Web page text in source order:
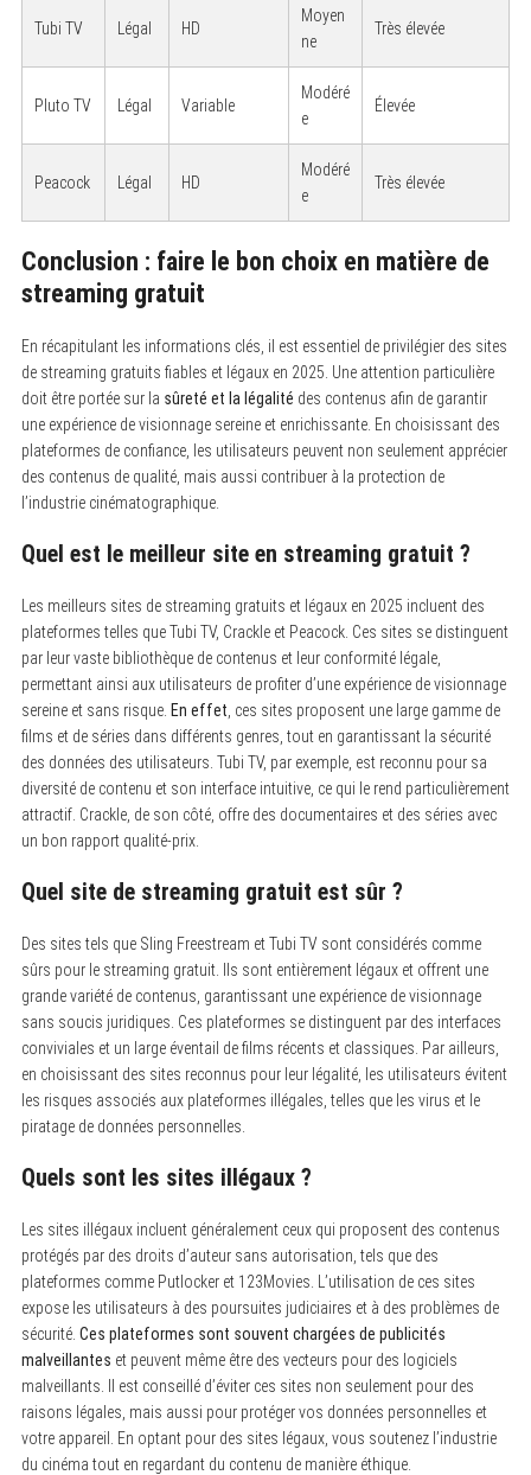
Tubi TV Légal HD
Moyen
ne
Très élevée
Pluto TV Légal Variable
Modéré
e
Élevée
Peacock Légal HD
Modéré
e
Très élevée
Conclusion : faire le bon choix en matière de
streaming gratuit
En récapitulant les informations clés, il est essentiel de privilégier des sites
de streaming gratuits fiables et légaux en 2025. Une attention particulière
doit être portée sur la sûreté et la légalité des contenus afin de garantir
une expérience de visionnage sereine et enrichissante. En choisissant des
plateformes de confiance, les utilisateurs peuvent non seulement apprécier
des contenus de qualité, mais aussi contribuer à la protection de
l’industrie cinématographique.
Quel est le meilleur site en streaming gratuit ?
Les meilleurs sites de streaming gratuits et légaux en 2025 incluent des
plateformes telles que Tubi TV, Crackle et Peacock. Ces sites se distinguent
par leur vaste bibliothèque de contenus et leur conformité légale,
permettant ainsi aux utilisateurs de profiter d’une expérience de visionnage
sereine et sans risque. En effet , ces sites proposent une large gamme de
films et de séries dans différents genres, tout en garantissant la sécurité
des données des utilisateurs. Tubi TV, par exemple, est reconnu pour sa
diversité de contenu et son interface intuitive, ce qui le rend particulièrement
attractif. Crackle, de son côté, offre des documentaires et des séries avec
un bon rapport qualité-prix.
Quel site de streaming gratuit est sûr ?
Des sites tels que Sling Freestream et Tubi TV sont considérés comme
sûrs pour le streaming gratuit. Ils sont entièrement légaux et offrent une
grande variété de contenus, garantissant une expérience de visionnage
sans soucis juridiques. Ces plateformes se distinguent par des interfaces
conviviales et un large éventail de films récents et classiques. Par ailleurs,
en choisissant des sites reconnus pour leur légalité, les utilisateurs évitent
les risques associés aux plateformes illégales, telles que les virus et le
piratage de données personnelles.
Quels sont les sites illégaux ?
Les sites illégaux incluent généralement ceux qui proposent des contenus
protégés par des droits d’auteur sans autorisation, tels que des
plateformes comme Putlocker et 123Movies. L’utilisation de ces sites
expose les utilisateurs à des poursuites judiciaires et à des problèmes de
sécurité. Ces plateformes sont souvent chargées de publicités
malveillantes et peuvent même être des vecteurs pour des logiciels
malveillants. Il est conseillé d’éviter ces sites non seulement pour des
raisons légales, mais aussi pour protéger vos données personnelles et
votre appareil. En optant pour des sites légaux, vous soutenez l’industrie
du cinéma tout en regardant du contenu de manière éthique.